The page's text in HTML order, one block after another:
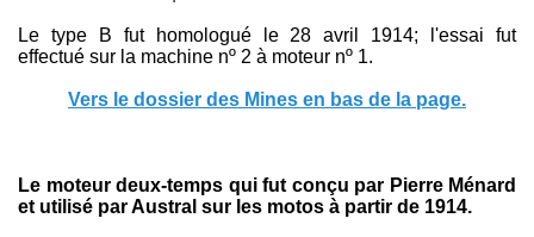
Le type B fut homologué le 28 avril 1914; l'essai fut
effectué sur la machine nº 2 à moteur nº 1.
Vers le dossier des Mines en bas de la page.
Le moteur deux-temps qui fut conçu par Pierre Ménard
et utilisé par Austral sur les motos à partir de 1914.